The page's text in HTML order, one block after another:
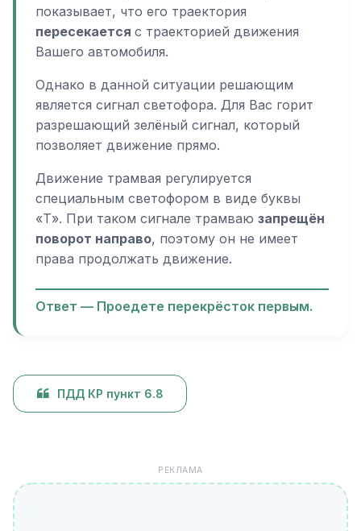
показывает, что его траектория
пересекается с траекторией движения
Вашего автомобиля.
Однако в данной ситуации решающим
является сигнал светофора. Для Вас горит
разрешающий зелёный сигнал, который
позволяет движение прямо.
Движение трамвая регулируется
специальным светофором в виде буквы
«Т». При таком сигнале трамваю запрещён
поворот направо, поэтому он не имеет
права продолжать движение.
Ответ — Проедете перекрёсток первым.
ПДД КР пункт 6.8
РЕКЛАМА